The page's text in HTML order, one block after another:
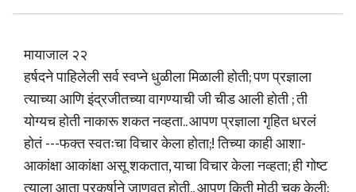
मायाजाल २२
हर्षदने पाहिलेली सर्व स्वप्ने धुळीला मिळाली होती; पण प्रज्ञाला
त्याच्या आणि इंद्रजीतच्या वागण्याची जी चीड आली होती ; ती
योग्यच होती नाकारू शकत नव्हता.. आपण प्रज्ञाला गृहित धरलं
होतं ---फक्त स्वतःचा विचार केला होता;! तिच्या काही आशा-
आकांक्षा आकांक्षा असू शकतात, याचा विचार केला नव्हता; ही गोष्ट